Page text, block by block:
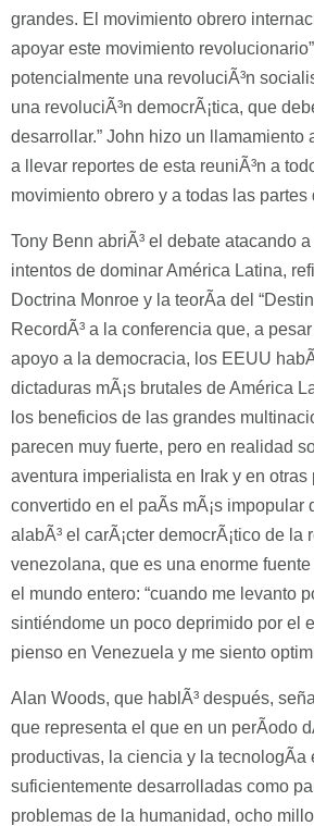
grandes. El movimiento obrero
apoyar este movimiento
potencialmente una revoluciÃ³n
una revoluciÃ³n democrÃ¡tica, que
desarrollar.” John hizo un llamamiento
a llevar reportes de esta reuniÃ³n a
movimiento obrero y a todas las partes
Tony Benn abriÃ³ el debate atacando
intentos de dominar América Latina,
Doctrina Monroe y la teorÃ­a del
RecordÃ³ a la conferencia que, a
apoyo a la democracia, los EEUU
dictaduras mÃ¡s brutales de América
los beneficios de las grandes
parecen muy fuerte, pero en realidad
aventura imperialista en Irak y en otras
convertido en el paÃ­s mÃ¡s impopular
alabÃ³ el carÃ¡cter democrÃ¡tico de la
venezolana, que es una enorme
el mundo entero: “cuando me levanto
sintiéndome un poco deprimido por el
pienso en Venezuela y me siento
Alan Woods, que hablÃ³ después,
que representa el que en un perÃ­odo
productivas, la ciencia y la tecnologÃ­a
suficientemente desarrolladas como
problemas de la humanidad, ocho